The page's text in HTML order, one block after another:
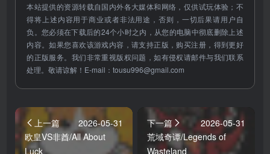
本站提供的资源转载自国内外各大媒体和网络，仅供试玩体验；不
得将上述内容用于商业或者非法用途，否则，一切后果请用户自
负。您必须在下载后的24个小时之内，从您的电脑中彻底删除上述
内容。如果您喜欢该游戏内容，请支持正版，购买注册，得到更好
的正版服务。我们非常重视版权问题，如有侵权请邮件与我们联系
处理。敬请谅解！E-mail：tousu996@gmail.com
上一篇
2026-05-31
欧皇VS非酋/All About
Luck
下一篇
2026-05-31
荒域奇谭/Legends of
Wasteland